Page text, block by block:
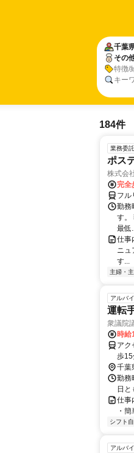
千葉
その
特徴/
キー
184件
業務委託
ポス
株式会
完全
フル
勤務
す。
最低
仕事
ニュ
す...
主婦・
アルバ
運転
衆議院
時給
アクセス: 〒285-0846 千葉県佐倉市上志
歩15
千葉
勤務
日と
仕事
・
シフト
アルバ